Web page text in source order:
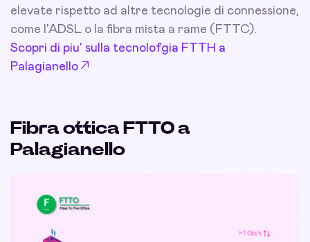
elevate rispetto ad altre tecnologie di connessione,
come l'ADSL o la fibra mista a rame (FTTC).
Scopri di piu' sulla tecnolofgia FTTH a
Palagianello
Fibra ottica FTTO a
Palagianello